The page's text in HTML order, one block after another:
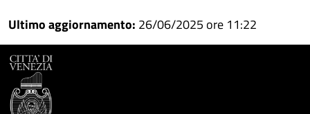
su
Facebook
Condividi
su
Condividi
Ultimo aggiornamento: 26/06/2025 ore 11:22